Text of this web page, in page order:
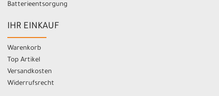
Batterieentsorgung
IHR EINKAUF
Warenkorb
Top Artikel
Versandkosten
Widerrufsrecht